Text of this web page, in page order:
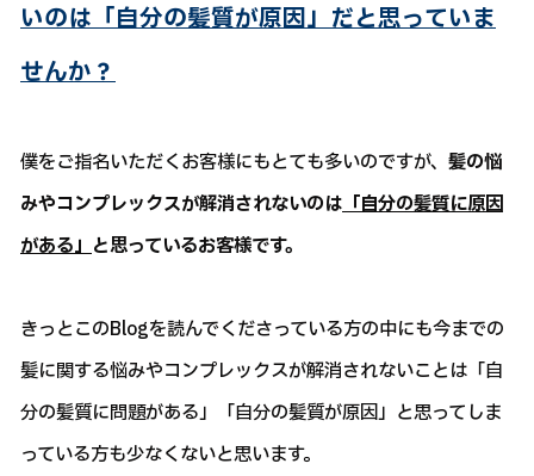
いのは「自分の髪質が原因」だと思っていま
せんか？
僕をご指名いただくお客様にもとても多いのですが、 髪の悩
みやコンプレックスが解消されないのは「自分の髪質に原因
がある」と思っているお客様です。
きっとこのBlogを読んでくださっている方の中にも今までの
髪に関する悩みやコンプレックスが解消されないことは「自
分の髪質に問題がある」「自分の髪質が原因」と思ってしま
っている方も少なくないと思います。